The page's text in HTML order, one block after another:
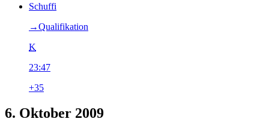
Schuffi
→‎Qualifikation
K
23:47
+35
6. Oktober 2009